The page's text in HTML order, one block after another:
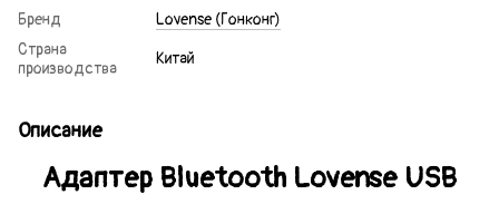
Бренд
Lovense (Гонконг)
Страна
производства
Китай
Описание
Адаптер Bluetooth Lovense USB